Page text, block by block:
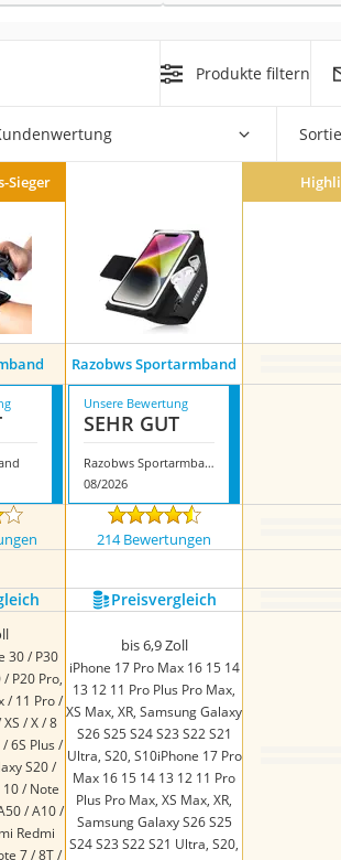
Produkte filtern
Sieger
Razobws Sportarmband
Unsere Bewertung
SEHR GUT
Razobws Sportarmband
08/2026
214 Bewertungen
Preis­vergleich
30 / P30
P20 Pro,
/ 11 Pro /
XS / X / 8
6S Plus /
S20 /
10 / Note
/ A10 /
Redmi
7 / 8T /
bis 6,9 Zoll
iPhone 17 Pro Max 16 15 14
13 12 11 Pro Plus Pro Max,
XS Max, XR, Samsung Galaxy
S26 S25 S24 S23 S22 S21
Ultra, S20, S10iPhone 17 Pro
Max 16 15 14 13 12 11 Pro
Plus Pro Max, XS Max, XR,
Samsung Galaxy S26 S25
S24 S23 S22 S21 Ultra, S20,